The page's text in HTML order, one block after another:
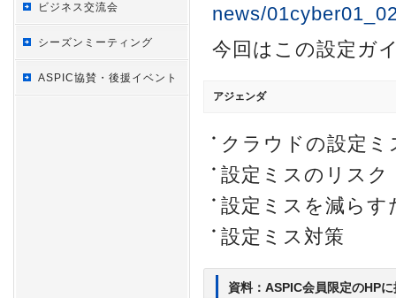
ビジネス交流会
シーズンミーティング
ASPIC協賛・後援イベント
news/
今回はこの設定ガ
アジェンダ
クラウドの設定ミ
設定ミスのリスク
設定ミスを減らす
設定ミス対策
資料：ASPIC会員限定のHP